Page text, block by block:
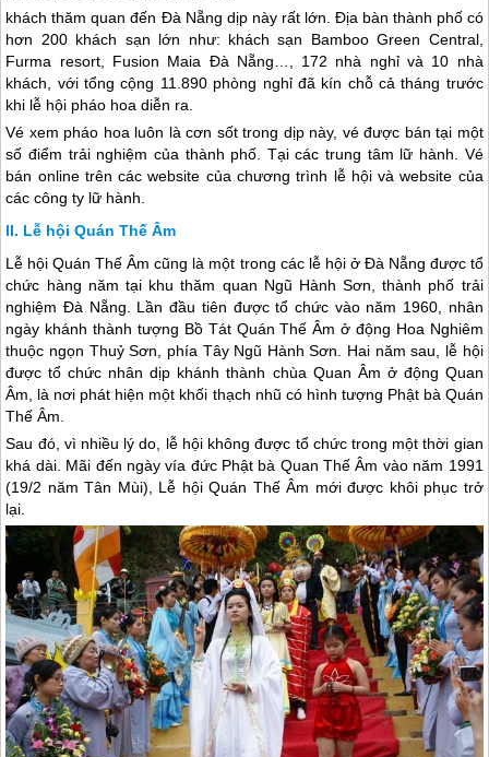
khách thăm quan đến Đà Nẵng dịp này rất lớn. Địa bàn thành phố có
hơn 200 khách sạn lớn như: khách sạn Bamboo Green Central,
Furma resort, Fusion Maia Đà Nẵng …, 172 nhà nghỉ và 10 nhà
khách, với tổng cộng 11.890 phòng nghỉ đã kín chỗ cả tháng trước
khi lễ hội pháo hoa diễn ra.
Vé xem pháo hoa luôn là cơn sốt trong dịp này, vé được bán tại một
số điểm trải nghiệm của thành phố. Tại các trung tâm lữ hành. Vé
bán online trên các website của chương trình lễ hội và website của
các công ty lữ hành.
Lễ hội Quán Thế Âm
Lễ hội Quán Thế Âm cũng là một trong các lễ hội ở Đà Nẵng được tổ
chức hàng năm tại khu thăm quan Ngũ Hành Sơn, thành phố trải
nghiệmĐà Nẵng . Lần đầu tiên được tổ chức vào năm 1960, nhân
ngày khánh thành tượng Bồ Tát Quán Thế Âm ở động Hoa Nghiêm
thuộc ngọn Thuỷ Sơn, phía Tây Ngũ Hành Sơn. Hai năm sau, lễ hội
được tổ chức nhân dịp khánh thành chùa Quan Âm ở động Quan
Âm, là nơi phát hiện một khối thạch nhũ có hình tượng Phật bà Quán
Thế Âm.
Sau đó, vì nhiều lý do, lễ hội không được tổ chức trong một thời gian
khá dài. Mãi đến ngày vía đức Phật bà Quan Thế Âm vào năm 1991
(19/2 năm Tân Mùi), Lễ hội Quán Thế Âm mới được khôi phục trở
lại.